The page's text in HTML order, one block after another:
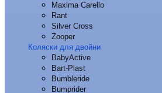
Maxima Carello
Rant
Silver Cross
Zooper
Коляски для двойни
BabyActive
Bart-Plast
Bumbleride
Bumprider